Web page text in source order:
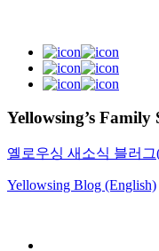
Yellowsing’s Family
옐로우싱 새소식 블러
Yellowsing Blog (English)